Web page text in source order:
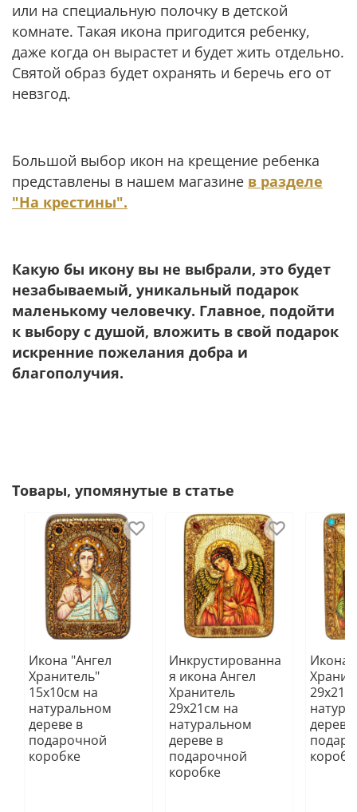
или на специальную полочку в детской
комнате. Такая икона пригодится ребенку,
даже когда он вырастет и будет жить отдельно.
Святой образ будет охранять и беречь его от
невзгод.
Большой выбор икон на крещение ребенка
представлены в нашем магазине в разделе
"На крестины".
Какую бы икону вы не выбрали, это будет
незабываемый, уникальный подарок
маленькому человечку. Главное, подойти
к выбору с душой, вложить в свой подарок
искренние пожелания добра и
благополучия.
Товары, упомянутые в статье
Икона "Ангел
Хранитель"
15х10см на
натуральном
дереве в
подарочной
коробке
Инкрустированна
я икона Ангел
Хранитель
29х21см на
натуральном
дереве в
подарочной
коробке
Икона
дереве